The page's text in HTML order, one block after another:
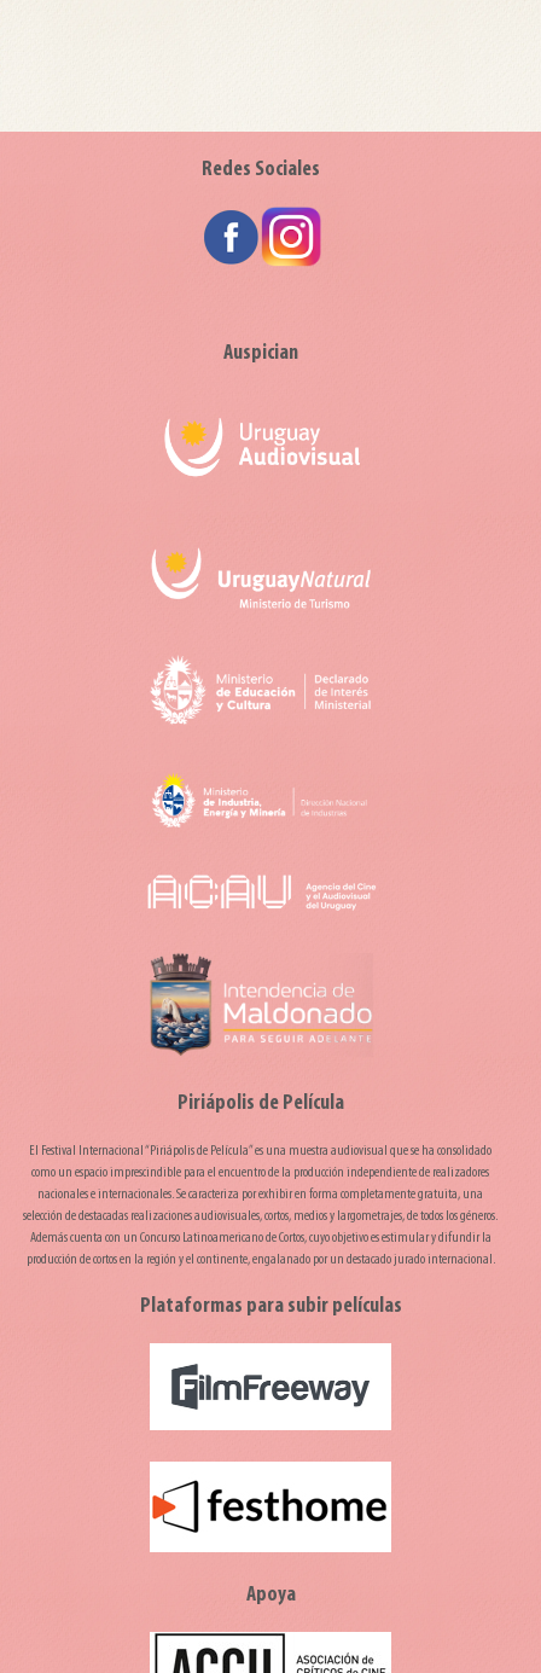
Redes Sociales
Auspician
Piriápolis de Película
El Festival Internacional “Piriápolis de Película” es una muestra audiovisual que se ha consolidado
como un espacio imprescindible para el encuentro de la producción independiente de realizadores
nacionales e internacionales. Se caracteriza por exhibir en forma completamente gratuita, una
selección de destacadas realizaciones audiovisuales, cortos, medios y largometrajes, de todos los géneros.
Además cuenta con un Concurso Latinoamericano de Cortos, cuyo objetivo es estimular y difundir la
producción de cortos en la región y el continente, engalanado por un destacado jurado internacional.
Plataformas para subir películas
Apoya